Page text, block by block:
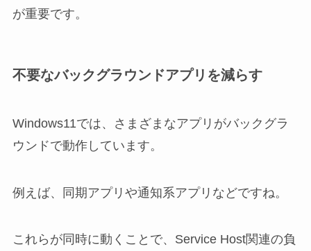
が重要です。
不要なバックグラウンドアプリを減らす
Windows11では、さまざまなアプリがバックグラ
ウンドで動作しています。
例えば、同期アプリや通知系アプリなどですね。
これらが同時に動くことで、Service Host関連の負